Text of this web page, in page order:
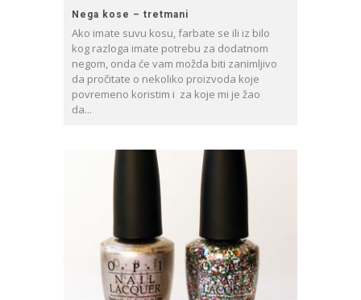
Nega kose – tretmani
Ako imate suvu kosu, farbate se ili iz bilo
kog razloga imate potrebu za dodatnom
negom, onda će vam možda biti zanimljivo
da pročitate o nekoliko proizvoda koje
povremeno koristim i za koje mi je žao
da...